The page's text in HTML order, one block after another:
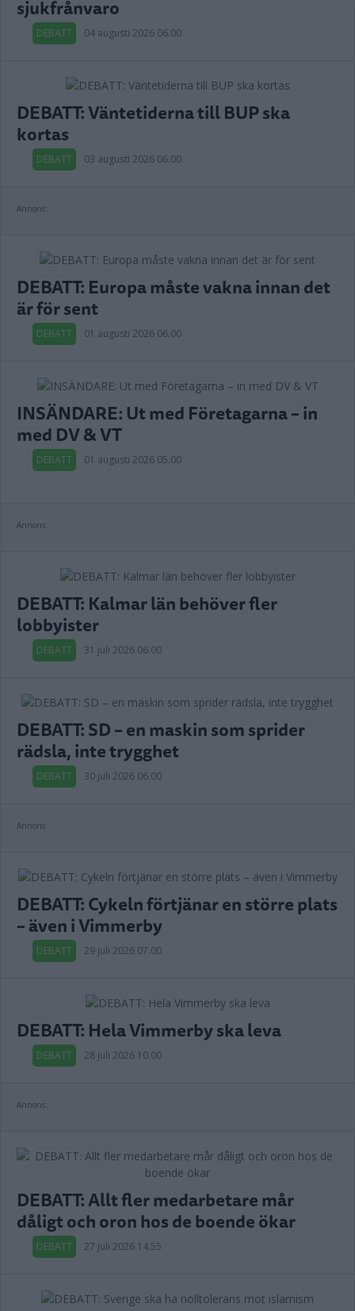
sjukfrånvaro
DEBATT 04 augusti 2026 06.00
DEBATT: Väntetiderna till BUP ska
kortas
DEBATT 03 augusti 2026 06.00
Annons:
DEBATT: Europa måste vakna innan det
är för sent
DEBATT 01 augusti 2026 06.00
INSÄNDARE: Ut med Företagarna – in
med DV & VT
DEBATT 01 augusti 2026 05.00
Annons:
DEBATT: Kalmar län behöver fler
lobbyister
DEBATT 31 juli 2026 06.00
DEBATT: SD – en maskin som sprider
rädsla, inte trygghet
DEBATT 30 juli 2026 06.00
Annons:
DEBATT: Cykeln förtjänar en större plats
– även i Vimmerby
DEBATT 29 juli 2026 07.00
DEBATT: Hela Vimmerby ska leva
DEBATT 28 juli 2026 10.00
Annons:
DEBATT: Allt fler medarbetare mår
dåligt och oron hos de boende ökar
DEBATT 27 juli 2026 14.55